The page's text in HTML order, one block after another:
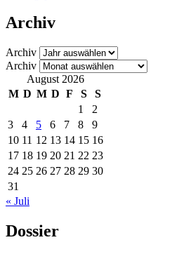
Archiv
Archiv
Archiv
August 2026
M D M D F S
S
1
2
3
4 5 6 7 8
9
10 11 12 13 14 15 16
17 18 19 20 21 22 23
24 25 26 27 28 29 30
31
« Juli
Dossier